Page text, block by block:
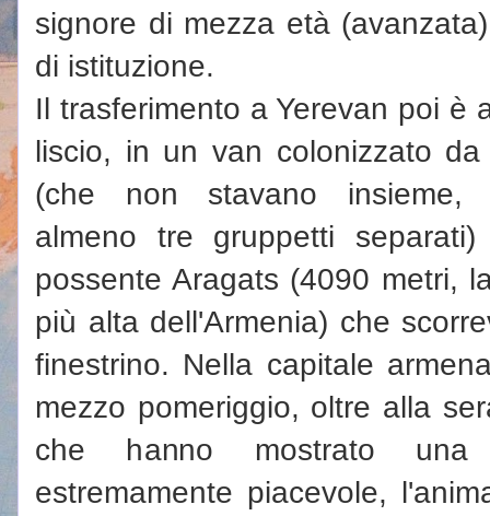
signore di mezza età
di istituzione.
Il trasferimento a Yerevan poi è
liscio, in un van colonizzato da
(che non stavano insieme,
almeno tre gruppetti
possente Aragats (4090 metri,
più alta dell'Armenia) che
finestrino. Nella capitale
mezzo pomeriggio, oltre alla
che hanno mostrato
estremamente piacevole,